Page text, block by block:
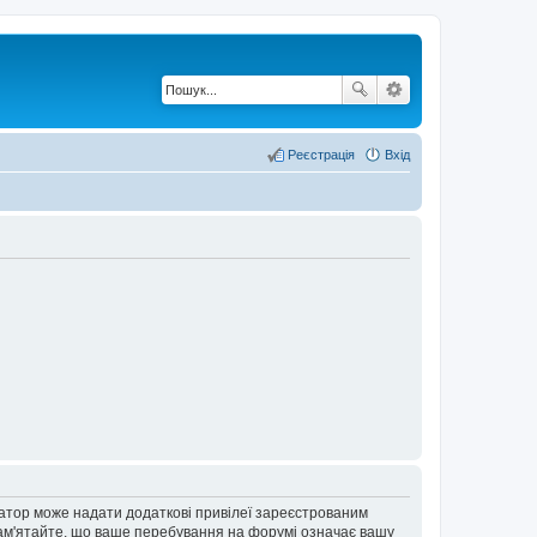
Вхід
Реєстрація
може надати додаткові привілеї зареєстрованим
що ваше перебування на форумі означає вашу